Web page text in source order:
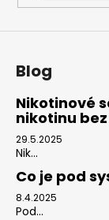
Blog
Nikotinové
nikotinu
29.5.2025
Nik...
Co je pod
8.4.2025
Pod...